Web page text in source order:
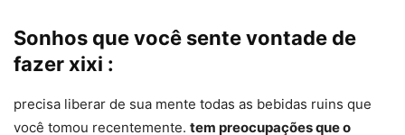
Sonhos que você sente vontade de
fazer xixi :
precisa liberar de sua mente todas as bebidas ruins que
você tomou recentemente. tem preocupações que o